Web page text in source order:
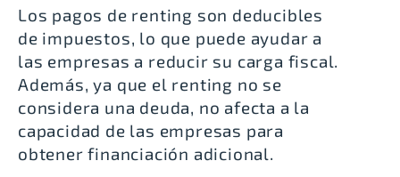
Los pagos de renting son deducibles
de impuestos, lo que puede ayudar a
las empresas a reducir su carga fiscal.
Además, ya que el renting no se
considera una deuda, no afecta a la
capacidad de las empresas para
obtener financiación adicional.